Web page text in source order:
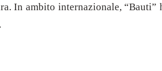
In ambito internazionale,
.